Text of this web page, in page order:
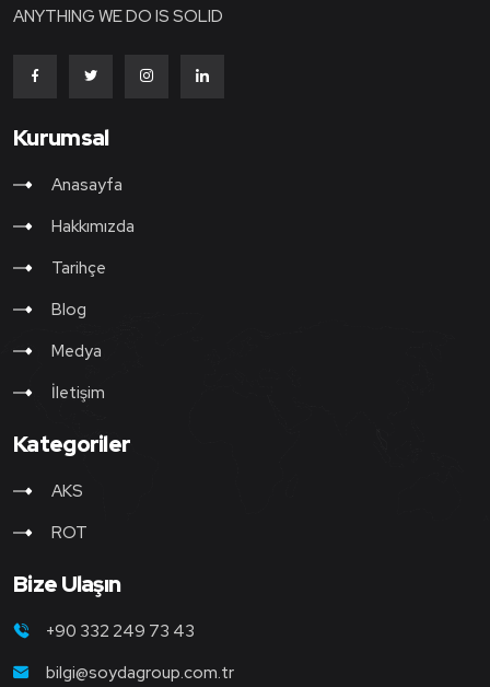
ANYTHING WE DO IS SOLID
Kurumsal
Anasayfa
Hakkımızda
Tarihçe
Blog
Medya
İletişim
Kategoriler
AKS
ROT
Bize Ulaşın
+90 332 249 73 43
bilgi@soydagroup.com.tr